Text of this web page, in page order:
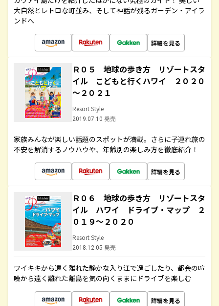
大自然とレトロな町並み、そして神話が残るガーデン・アイラ
ンドへ
詳細を見る
Ｒ０５ 地球の歩き方 リゾートスタ
イル こどもと行くハワイ ２０２０
～２０２１
Resort Style
2019.07.10 発売
家族みんなが楽しい話題のスポットが満載。さらに子連れ旅の
不安を解消するノウハウや、年齢別の楽しみ方を徹底紹介！
詳細を見る
Ｒ０６ 地球の歩き方 リゾートスタ
イル ハワイ ドライブ・マップ ２
０１９～２０２０
Resort Style
2018.12.05 発売
ワイキキから遠く離れた静かな入り江で過ごしたり、都会の喧
噪から遠く離れた離島を気の向くままにドライブを楽しむ
詳細を見る